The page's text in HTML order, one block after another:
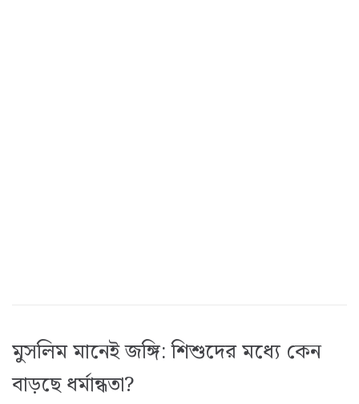
মুসলিম মানেই জঙ্গি: শিশুদের মধ্যে কেন
বাড়ছে ধর্মান্ধতা?